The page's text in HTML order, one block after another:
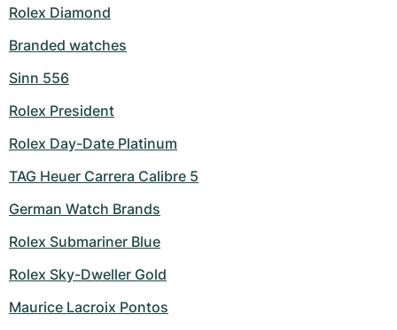
Rolex Diamond
Branded watches
Sinn 556
Rolex President
Rolex Day-Date Platinum
TAG Heuer Carrera Calibre 5
German Watch Brands
Rolex Submariner Blue
Rolex Sky-Dweller Gold
Maurice Lacroix Pontos